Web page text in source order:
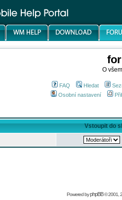
O
FAQ Hledat
Osobní nastavení
Vstoupit do
Powered byphpBB© 2001,